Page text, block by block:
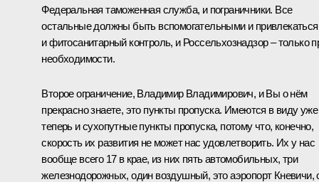
Федеральная таможенная служба, и пограничники. Все
остальные должны быть вспомогательными и
и фитосанитарный контроль, и Россельхознадзор – только
необходимости.
Второе ограничение, Владимир Владимирович, и Вы о нём
прекрасно знаете, это пункты пропуска. Имеются в виду уже
теперь и сухопутные пункты пропуска, потому что, конечно,
скорость их развития не может нас удовлетворить. Их у нас
вообще всего 17 в крае, из них пять автомобильных, три
железнодорожных, один воздушный, это аэропорт Кневичи,